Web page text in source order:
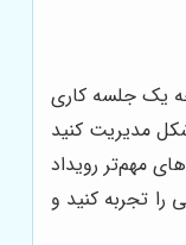
یک جلسه کاری
مدیریت کنید
مهم‌تر رویداد
تجربه کنید و